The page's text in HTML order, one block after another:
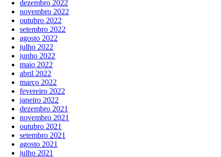
dezembro 2022
novembro 2022
outubro 2022
setembro 2022
agosto 2022
julho 2022
junho 2022
maio 2022
abril 2022
março 2022
fevereiro 2022
janeiro 2022
dezembro 2021
novembro 2021
outubro 2021
setembro 2021
agosto 2021
julho 2021